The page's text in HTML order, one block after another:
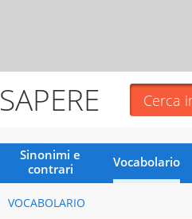
SAPERE
Sinonimi e
contrari
Vocabolario
VOCABOLARIO